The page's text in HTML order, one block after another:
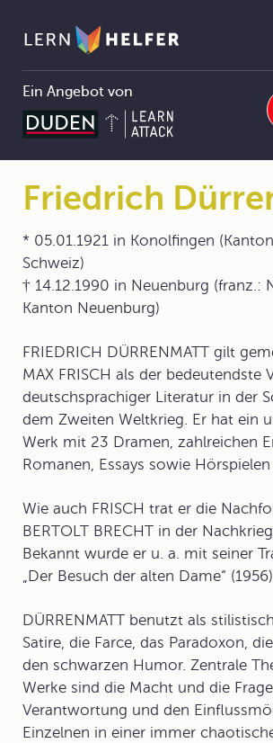
Ein Angebot von
Pfadnavigation
4 Literaturgeschichte
Friedrich
* 05.01.1921 in Konolfingen
Schweiz)
† 14.12.1990 in Neuenburg (franz.:
Kanton Neuenburg)
FRIEDRICH DÜRRENMATT gilt
MAX FRISCH als der bedeutendste
deutschsprachiger Literatur in der
dem Zweiten Weltkrieg. Er hat ein
Werk mit 23 Dramen, zahlreichen
Romanen, Essays sowie
Wie auch FRISCH trat er die
BERTOLT BRECHT in der
Bekannt wurde er u. a. mit seiner
„Der Besuch der alten Dame“
DÜRRENMATT benutzt als
Satire, die Farce, das Paradoxon,
den schwarzen Humor. Zentrale
Werke sind die Macht und die
Verantwortung und den
Einzelnen in einer immer